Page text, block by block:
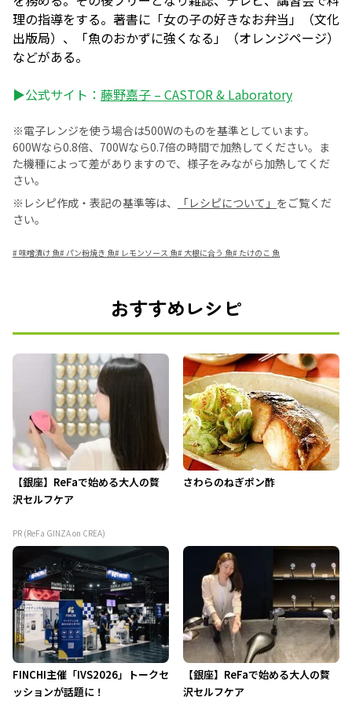
理の指導をする。著書に「女の子の好きなお弁当」（文化
出版局）、「魚のおかずに強くなる」（オレンジページ）
などがある。
▶公式サイト： 藤野嘉子 – CASTOR & Laboratory
※電子レンジを使う場合は500Wのものを基準としています。
600Wなら0.8倍、700Wなら0.7倍の時間で加熱してください。ま
た機種によって差がありますので、様子をみながら加熱してくだ
さい。
※レシピ作成・表記の基準等は、
「レシピについて」 をご覧くだ
さい。
#味噌漬け 魚# パン粉焼き 魚# レモンソース 魚# 大根に合う 魚# たけのこ 魚
おすすめレシピ
【銀座】ReFaで始める大人の贅
沢セルフケア
PR (ReFa GINZA on CREA)
さわらのねぎポン酢
FINCHI主催「IVS2026」トークセ
ッションが話題に！
【銀座】ReFaで始める大人の贅
沢セルフケア